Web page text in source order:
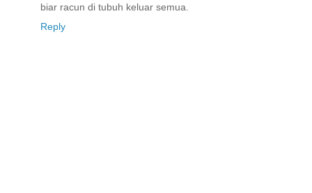
biar racun di tubuh keluar semua.
Reply